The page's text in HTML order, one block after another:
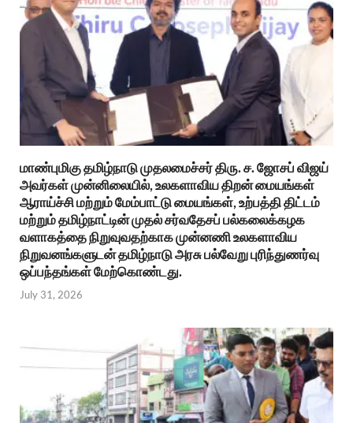
மாண்புமிகு தமிழ்நாடு முதலமைச்சர் திரு. ச. ஜோசப் விஜய்
அவர்கள் முன்னிலையில், உலகளாவிய திறன் மையங்கள்
ஆராய்ச்சி மற்றும் மேம்பாட்டு மையங்கள், உற்பத்தி திட்டம்
மற்றும் தமிழ்நாட்டின் முதல் சர்வதேசப் பல்கலைக்கழக
வளாகத்தை நிறுவுவதற்காக முன்னணி உலகளாவிய
நிறுவனங்களுடன் தமிழ்நாடு அரசு பல்வேறு புரிந்துணர்வு
ஒப்பந்தங்கள் மேற்கொண்டது.
July 31, 2026